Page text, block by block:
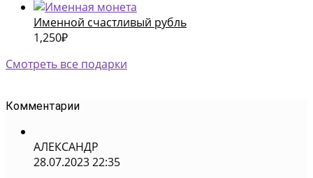
Именной счастливый рубль
1,250₽
Смотреть все подарки
Комментарии
АЛЕКСАНДР
28.07.2023 22:35